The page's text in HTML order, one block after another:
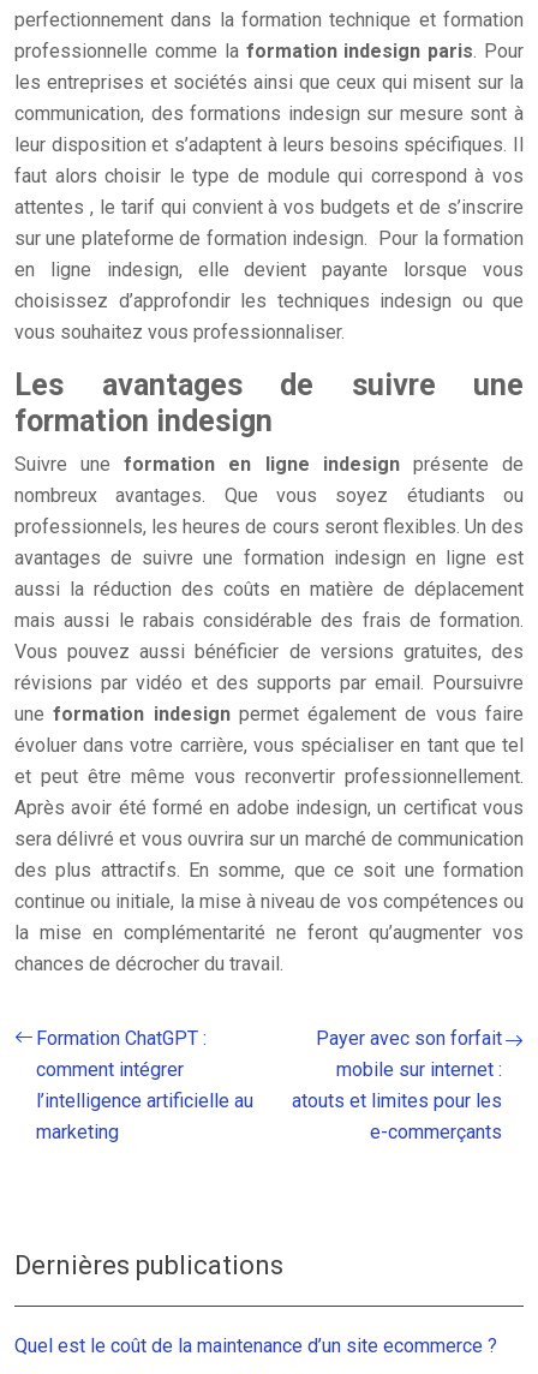
perfectionnement dans la formation technique et formation
professionnelle comme la formation indesign paris. Pour
les entreprises et sociétés ainsi que ceux qui misent sur la
communication, des formations indesign sur mesure sont à
leur disposition et s’adaptent à leurs besoins spécifiques. Il
faut alors choisir le type de module qui correspond à vos
attentes , le tarif qui convient à vos budgets et de s’inscrire
sur une plateforme de formation indesign. Pour la formation
en ligne indesign, elle devient payante lorsque vous
choisissez d’approfondir les techniques indesign ou que
vous souhaitez vous professionnaliser.
Les avantages de suivre une
formation indesign
Suivre uneformation en ligne indesignprésente de
nombreux avantages. Que vous soyez étudiants ou
professionnels, les heures de cours seront flexibles. Un des
avantages de suivre une formation indesign en ligne est
aussi la réduction des coûts en matière de déplacement
mais aussi le rabais considérable des frais de formation.
Vous pouvez aussi bénéficier de versions gratuites, des
révisions par vidéo et des supports par email. Poursuivre
uneformation indesignpermet également de vous faire
évoluer dans votre carrière, vous spécialiser en tant que tel
et peut être même vous reconvertir professionnellement.
Après avoir été formé en adobe indesign, un certificat vous
sera délivré et vous ouvrira sur un marché de communication
des plus attractifs. En somme, que ce soit une formation
continue ou initiale, la mise à niveau de vos compétences ou
la mise en complémentarité ne feront qu’augmenter vos
chances de décrocher du travail.
Formation ChatGPT :
comment intégrer
l’intelligence artificielle au
marketing
Payer avec son forfait
mobile sur internet :
atouts et limites pour les
e-commerçants
Dernières publications
Quel est le coût de la maintenance d’un site ecommerce ?